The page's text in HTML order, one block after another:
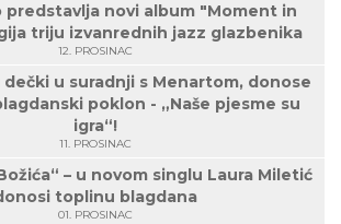
predstavlja novi album "Moment in
triju izvanrednih jazz glazbenika
12. PROSINAC
u suradnji s Menartom, donose
poklon - „Naše pjesme su
igra“!
11. PROSINAC
– u novom singlu Laura Miletić
toplinu blagdana
01. PROSINAC